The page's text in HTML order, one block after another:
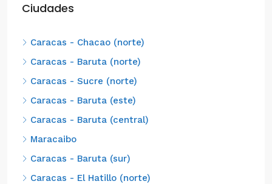
Ciudades
Caracas - Chacao (norte)
Caracas - Baruta (norte)
Caracas - Sucre (norte)
Caracas - Baruta (este)
Caracas - Baruta (central)
Maracaibo
Caracas - Baruta (sur)
Caracas - El Hatillo (norte)